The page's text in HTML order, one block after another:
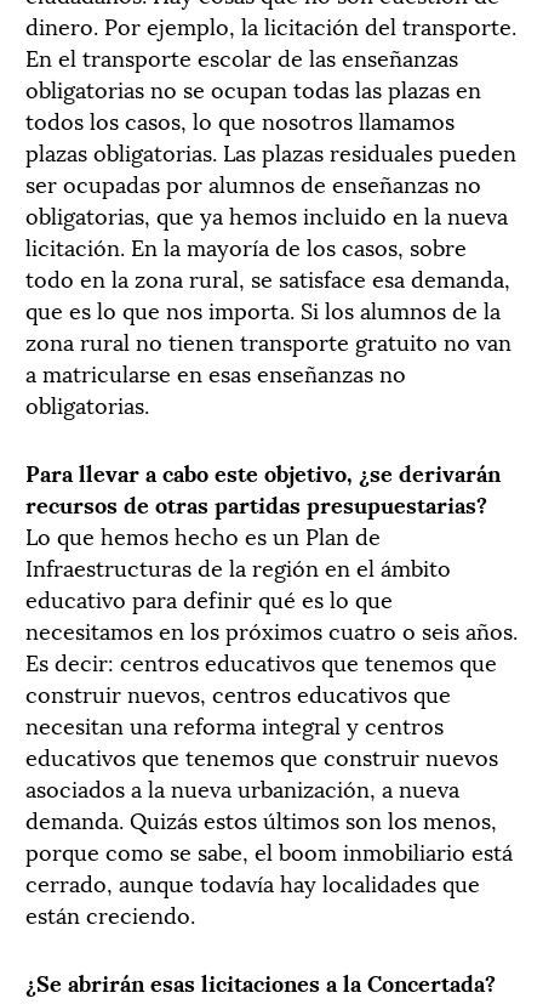
dinero. Por ejemplo, la licitación del transporte.
En el transporte escolar de las enseñanzas
obligatorias no se ocupan todas las plazas en
todos los casos, lo que nosotros llamamos
plazas obligatorias. Las plazas residuales pueden
ser ocupadas por alumnos de enseñanzas no
obligatorias, que ya hemos incluido en la nueva
licitación. En la mayoría de los casos, sobre
todo en la zona rural, se satisface esa demanda,
que es lo que nos importa. Si los alumnos de la
zona rural no tienen transporte gratuito no van
a matricularse en esas enseñanzas no
obligatorias.
Para llevar a cabo este objetivo, ¿se derivarán
recursos de otras partidas presupuestarias?
Lo que hemos hecho es un Plan de
Infraestructuras de la región en el ámbito
educativo para definir qué es lo que
necesitamos en los próximos cuatro o seis años.
Es decir: centros educativos que tenemos que
construir nuevos, centros educativos que
necesitan una reforma integral y centros
educativos que tenemos que construir nuevos
asociados a la nueva urbanización, a nueva
demanda. Quizás estos últimos son los menos,
porque como se sabe, el boom inmobiliario está
cerrado, aunque todavía hay localidades que
están creciendo.
¿Se abrirán esas licitaciones a la Concertada?